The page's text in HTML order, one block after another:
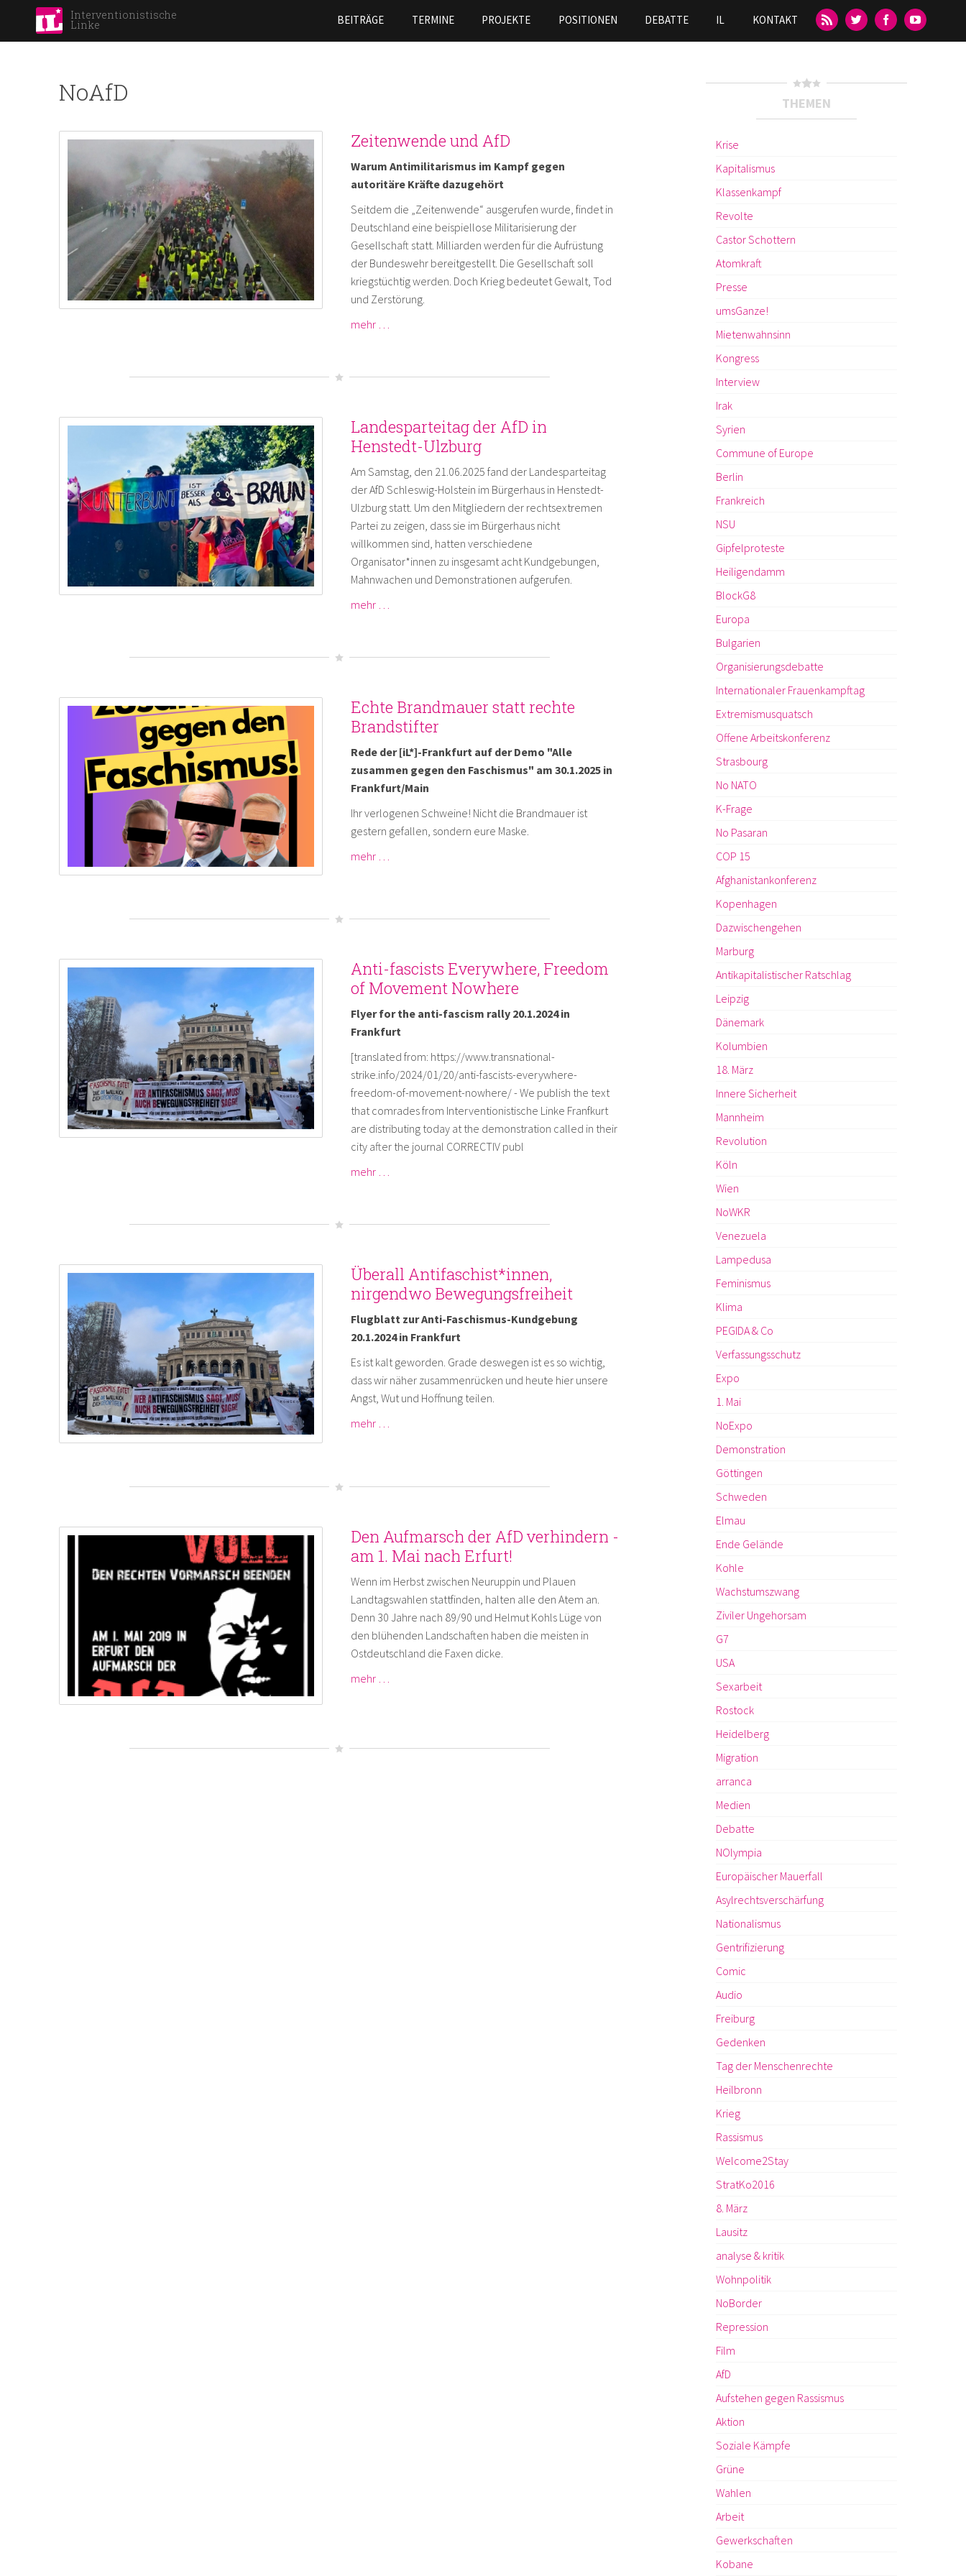
main
content
Interventionistische
Linke BEITRÄGE TERMINE PROJEKTE POSITIONEN DEBATTE IL KONTAKT
NoAfD
Zeitenwende und AfD
Warum Antimilitarismus im Kampf gegen
autoritäre Kräfte dazugehört
Seitdem die „Zeitenwende“ ausgerufen wurde, findet in
Deutschland eine beispiellose Militarisierung der
Gesellschaft statt. Milliarden werden für die Aufrüstung
der Bundeswehr bereitgestellt. Die Gesellschaft soll
kriegstüchtig werden. Doch Krieg bedeutet Gewalt, Tod
und Zerstörung.
mehr …
Landesparteitag der AfD in
Henstedt-Ulzburg
Am Samstag, den 21.06.2025 fand der Landesparteitag
der AfD Schleswig-Holstein im Bürgerhaus in Henstedt-
Ulzburg statt. Um den Mitgliedern der rechtsextremen
Partei zu zeigen, dass sie im Bürgerhaus nicht
willkommen sind, hatten verschiedene
Organisator*innen zu insgesamt acht Kundgebungen,
Mahnwachen und Demonstrationen aufgerufen.
mehr …
Echte Brandmauer statt rechte
Brandstifter
Rede der [iL*]-Frankfurt auf der Demo "Alle
zusammen gegen den Faschismus" am 30.1.2025 in
Frankfurt/Main
Ihr verlogenen Schweine! Nicht die Brandmauer ist
gestern gefallen, sondern eure Maske.
mehr …
Anti-fascists Everywhere, Freedom
of Movement Nowhere
Flyer for the anti-fascism rally 20.1.2024 in
Frankfurt
[translated from: https://www.transnational-
strike.info/2024/01/20/anti-fascists-everywhere-
freedom-of-movement-nowhere/ - We publish the text
that comrades from Interventionistische Linke Franfkurt
are distributing today at the demonstration called in their
city after the journal CORRECTIV publ
mehr …
Überall Antifaschist*innen,
nirgendwo Bewegungsfreiheit
Flugblatt zur Anti-Faschismus-Kundgebung
20.1.2024 in Frankfurt
Es ist kalt geworden. Grade deswegen ist es so wichtig,
dass wir näher zusammenrücken und heute hier unsere
Angst, Wut und Hoffnung teilen.
mehr …
Den Aufmarsch der AfD verhindern -
am 1. Mai nach Erfurt!
Wenn im Herbst zwischen Neuruppin und Plauen
Landtagswahlen stattfinden, halten alle den Atem an.
Denn 30 Jahre nach 89/90 und Helmut Kohls Lüge von
den blühenden Landschaften haben die meisten in
Ostdeutschland die Faxen dicke.
mehr …
THEMEN
Krise
Kapitalismus
Klassenkampf
Revolte
Castor Schottern
Atomkraft
Presse
umsGanze!
Mietenwahnsinn
Kongress
Interview
Irak
Syrien
Commune of Europe
Berlin
Frankreich
NSU
Gipfelproteste
Heiligendamm
BlockG8
Europa
Bulgarien
Organisierungsdebatte
Internationaler Frauenkampftag
Extremismusquatsch
Offene Arbeitskonferenz
Strasbourg
No NATO
K-Frage
No Pasaran
COP 15
Afghanistankonferenz
Kopenhagen
Dazwischengehen
Marburg
Antikapitalistischer Ratschlag
Leipzig
Dänemark
Kolumbien
18. März
Innere Sicherheit
Mannheim
Revolution
Köln
Wien
NoWKR
Venezuela
Lampedusa
Feminismus
Klima
PEGIDA & Co
Verfassungsschutz
Expo
1. Mai
NoExpo
Demonstration
Göttingen
Schweden
Elmau
Ende Gelände
Kohle
Wachstumszwang
Ziviler Ungehorsam
G7
USA
Sexarbeit
Rostock
Heidelberg
Migration
arranca
Medien
Debatte
NOlympia
Europäischer Mauerfall
Asylrechtsverschärfung
Nationalismus
Gentrifizierung
Comic
Audio
Freiburg
Gedenken
Tag der Menschenrechte
Heilbronn
Krieg
Rassismus
Welcome2Stay
StratKo2016
8. März
Lausitz
analyse & kritik
Wohnpolitik
NoBorder
Repression
Film
AfD
Aufstehen gegen Rassismus
Aktion
Soziale Kämpfe
Grüne
Wahlen
Arbeit
Gewerkschaften
Kobane